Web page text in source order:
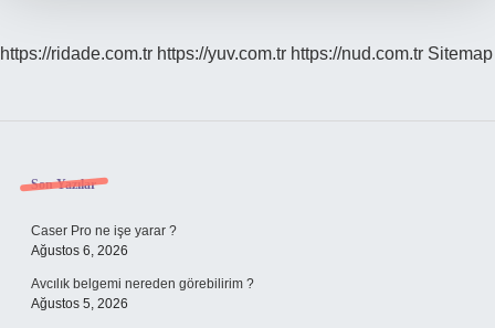
https://ridade.com.tr https://yuv.com.tr https://nud.com.tr Sitemap
Sidebar
Son Yazılar
Caser Pro ne işe yarar ?
Ağustos 6, 2026
Avcılık belgemi nereden görebilirim ?
Ağustos 5, 2026